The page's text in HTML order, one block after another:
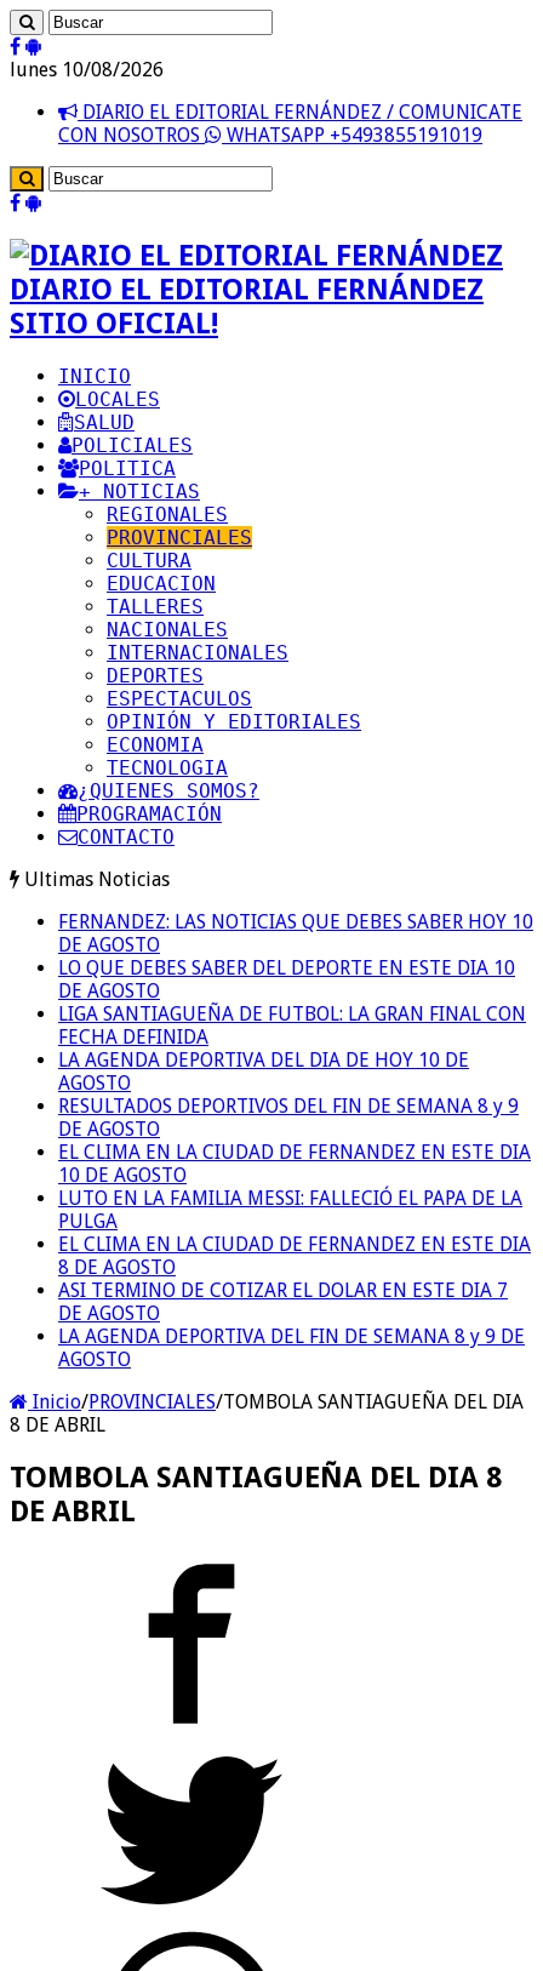
lunes 10/08/2026
DIARIO EL EDITORIAL FERNÁNDEZ / COMUNICATE
CON NOSOTROS
WHATSAPP +5493855191019
DIARIO EL EDITORIAL FERNÁNDEZ
SITIO OFICIAL!
INICIO
LOCALES
SALUD
POLICIALES
POLITICA
+ NOTICIAS
REGIONALES
PROVINCIALES
CULTURA
EDUCACION
TALLERES
NACIONALES
INTERNACIONALES
DEPORTES
ESPECTACULOS
OPINIÓN Y EDITORIALES
ECONOMIA
TECNOLOGIA
¿QUIENES SOMOS?
PROGRAMACIÓN
CONTACTO
Ultimas Noticias
FERNANDEZ: LAS NOTICIAS QUE DEBES SABER HOY 10
DE AGOSTO
LO QUE DEBES SABER DEL DEPORTE EN ESTE DIA 10
DE AGOSTO
LIGA SANTIAGUEÑA DE FUTBOL: LA GRAN FINAL CON
FECHA DEFINIDA
LA AGENDA DEPORTIVA DEL DIA DE HOY 10 DE
AGOSTO
RESULTADOS DEPORTIVOS DEL FIN DE SEMANA 8 y 9
DE AGOSTO
EL CLIMA EN LA CIUDAD DE FERNANDEZ EN ESTE DIA
10 DE AGOSTO
LUTO EN LA FAMILIA MESSI: FALLECIÓ EL PAPA DE LA
PULGA
EL CLIMA EN LA CIUDAD DE FERNANDEZ EN ESTE DIA
8 DE AGOSTO
ASI TERMINO DE COTIZAR EL DOLAR EN ESTE DIA 7
DE AGOSTO
LA AGENDA DEPORTIVA DEL FIN DE SEMANA 8 y 9 DE
AGOSTO
Inicio/PROVINCIALES/TOMBOLA SANTIAGUEÑA DEL DIA
8 DE ABRIL
TOMBOLA SANTIAGUEÑA DEL DIA 8
DE ABRIL